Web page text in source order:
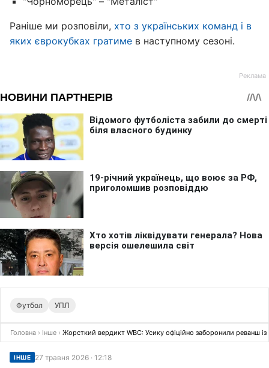
Раніше ми розповіли, хто з українських команд і в
яких єврокубках гратиме в наступному сезоні.
Футбол УПЛ
Головна › Інше › Жорсткий вердикт WBC: Усику офіційно заборонили реванш
ІНШЕ 27 травня 2026 · 12:18